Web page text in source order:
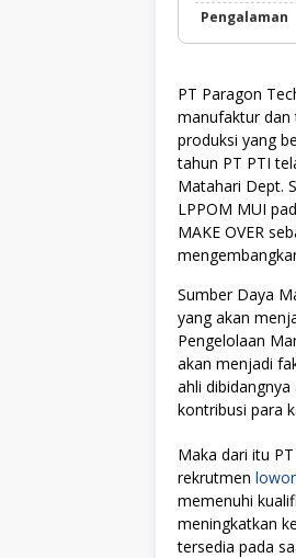
Pengalaman
PT Paragon
manufaktur dan
produksi yang
tahun PT PTI
Matahari Dept.
LPPOM MUI
MAKE OVER
Sumber Daya
yang akan
Pengelolaan
akan menjadi
ahli
kontribusi para
Maka dari itu
rekrutmen
memenuhi
meningkatkan
tersedia pada